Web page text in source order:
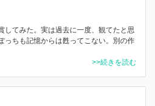
してみた。実は過去に一度、観てたと思
っちも記憶からは甦ってこない。別の作
>>続きを読む